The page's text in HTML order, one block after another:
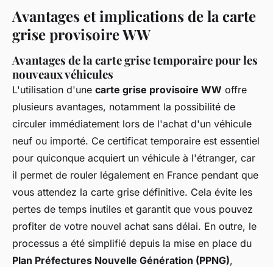
Avantages et implications de la carte
grise provisoire WW
Avantages de la carte grise temporaire pour les
nouveaux véhicules
L'utilisation d'une carte grise provisoire WW offre
plusieurs avantages, notamment la possibilité de
circuler immédiatement lors de l'achat d'un véhicule
neuf ou importé. Ce certificat temporaire est essentiel
pour quiconque acquiert un véhicule à l'étranger, car
il permet de rouler légalement en France pendant que
vous attendez la carte grise définitive. Cela évite les
pertes de temps inutiles et garantit que vous pouvez
profiter de votre nouvel achat sans délai. En outre, le
processus a été simplifié depuis la mise en place du
Plan Préfectures Nouvelle Génération (PPNG),